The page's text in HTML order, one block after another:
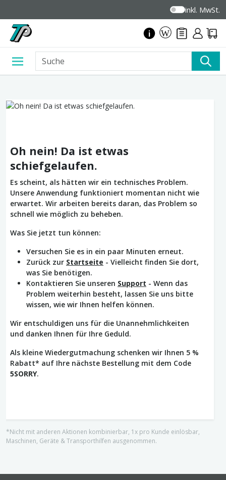
inkl. MwSt.
Oh nein! Da ist etwas
schiefgelaufen.
Es scheint, als hätten wir ein technisches Problem.
Unsere Anwendung funktioniert momentan nicht wie
erwartet. Wir arbeiten bereits daran, das Problem so
schnell wie möglich zu beheben.
Was Sie jetzt tun können:
Versuchen Sie es in ein paar Minuten erneut.
Zurück zur Startseite - Vielleicht finden Sie dort,
was Sie benötigen.
Kontaktieren Sie unseren Support - Wenn das
Problem weiterhin besteht, lassen Sie uns bitte
wissen, wie wir Ihnen helfen können.
Wir entschuldigen uns für die Unannehmlichkeiten
und danken Ihnen für Ihre Geduld.
Als kleine Wiedergutmachung schenken wir Ihnen 5 %
Rabatt* auf Ihre nächste Bestellung mit dem Code
5SORRY.
*Nicht mit anderen Aktionen kombinierbar, 1x pro Kunde einlösbar,
Maschinen, Geräte & Transporthilfen ausgenommen.